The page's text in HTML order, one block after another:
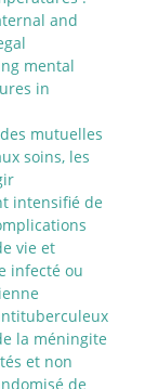
and
mental
in
mutuelles
soins, les
intensifié de
vie et
infecté ou
la méningite
et non
de